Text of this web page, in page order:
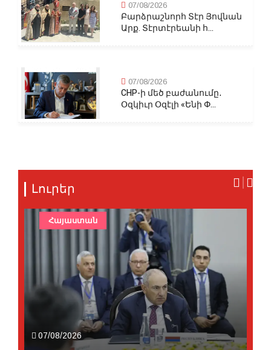
07/08/2026
Բարձրաշնորհ Տէր Յովնան
Արք. Տէրտէրեանի հ...
07/08/2026
CHP-ի մեծ բաժանումը․
Օզկիւր Օզէլի «Ենի Փ...
Լուրեր
07/08/2026
Հայաստան